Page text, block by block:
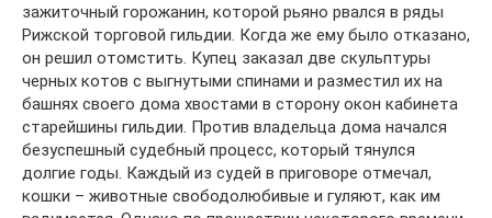
зажиточный горожанин, которой рьяно рвался в ряды
Рижской торговой гильдии. Когда же ему было отказано,
он решил отомстить. Купец заказал две скульптуры
черных котов с выгнутыми спинами и разместил их на
башнях своего дома хвостами в сторону окон кабинета
старейшины гильдии. Против владельца дома начался
безуспешный судебный процесс, который тянулся
долгие годы. Каждый из судей в приговоре отмечал,
кошки – животные свободолюбивые и гуляют, как им